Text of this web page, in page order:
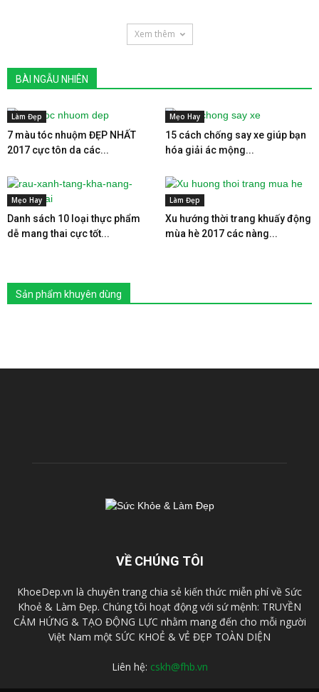
Xem thêm
BÀI NGẪU NHIÊN
Làm Đẹp
7 màu tóc nhuộm ĐẸP NHẤT
2017 cực tôn da các...
Mẹo Hay
15 cách chống say xe giúp bạn
hóa giải ác mộng...
Mẹo Hay
Danh sách 10 loại thực phẩm
dễ mang thai cực tốt...
Làm Đẹp
Xu hướng thời trang khuấy động
mùa hè 2017 các nàng...
Sản phẩm khuyên dùng
VỀ CHÚNG TÔI
KhoeDep.vn là chuyên trang chia sẻ kiến thức miễn phí về Sức
Khoẻ & Làm Đẹp. Chúng tôi hoạt động với sứ mệnh: TRUYỀN
CẢM HỨNG & TẠO ĐỘNG LỰC nhằm mang đến cho mỗi người
Việt Nam một SỨC KHOẺ & VẺ ĐẸP TOÀN DIỆN
Liên hệ: cskh@fhb.vn